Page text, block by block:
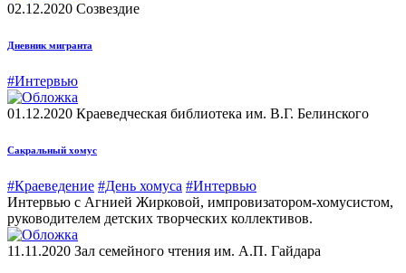
02.12.2020 Созвездие
Дневник мигранта
#Интервью
01.12.2020 Краеведческая библиотека им. В.Г. Белинского
Сакральный хомус
#Краеведение #День хомуса #Интервью
Интервью с Агнией Жирковой, импровизатором-хомусистом,
руководителем детских творческих коллективов.
11.11.2020 Зал семейного чтения им. А.П. Гайдара